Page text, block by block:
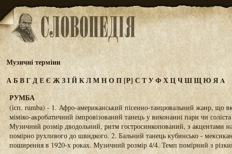
Музичні терміни
АБВГДЕЄЖЗІЙКЛМНОП[Р] СТУФХЦЧШЩЮЯA
РУМБА
(ісп. rumba) - 1. Афро-американський пісенно-танцювальний жанр, що
міміко-акробатичний імпровізований танець у виконанні пари чи соліста
Музичний розмір дводольний, ритм гостросинкопований, з акцентами
помірно рухливого до швидкого. 2. Бальний танець кубинсько -
поширення в 1920-х роках. Музичний розмір 4/4. Темп помірний з